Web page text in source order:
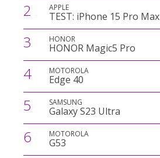
2 APPLE
TEST: iPhone 15 Pro Max
3 HONOR
HONOR Magic5 Pro
4 MOTOROLA
Edge 40
5 SAMSUNG
Galaxy S23 Ultra
6 MOTOROLA
G53